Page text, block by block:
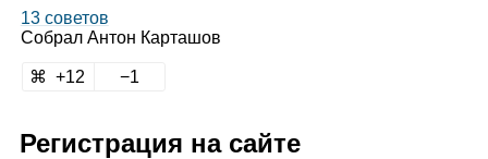
13 советов
Собрал Антон Карташов
12 1
Регистрация на сайте